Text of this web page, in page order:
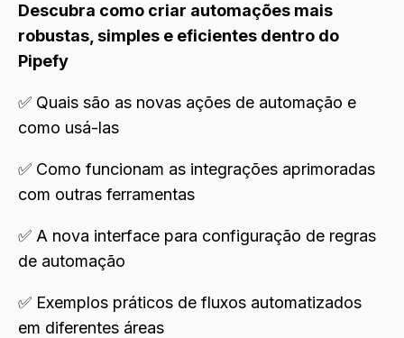
Descubra como criar automações mais
robustas, simples e eficientes dentro do
Pipefy
✅ Quais são as novas ações de automação e
como usá-las
✅ Como funcionam as integrações aprimoradas
com outras ferramentas
✅ A nova interface para configuração de regras
de automação
✅ Exemplos práticos de fluxos automatizados
em diferentes áreas